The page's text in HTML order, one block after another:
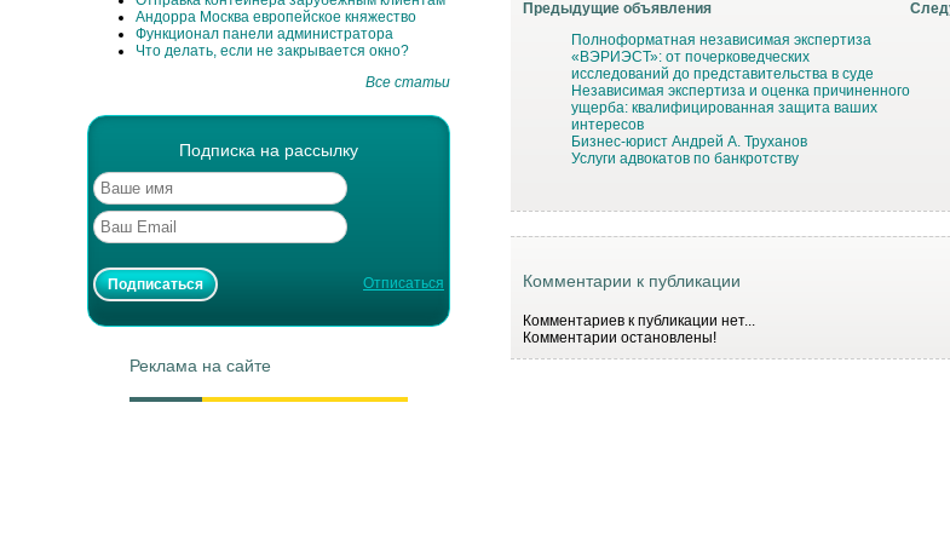
Андорра Москва европейское княжество
Функционал панели администратора
Что делать, если не закрывается окно?
Все статьи
Подписка на рассылку
Отписаться
Реклама на сайте
Предыдущие объявления
Полноформатная независимая экспертиза
«ВЭРИЭСТ»: от почерковедческих
исследований до представительства в суде
Независимая экспертиза и оценка причиненного
ущерба: квалифицированная защита ваших
интересов
Бизнес-юрист Андрей А. Труханов
Услуги адвокатов по банкротству
Комментарии к публикации
Комментариев к публикации нет...
Комментарии остановлены!